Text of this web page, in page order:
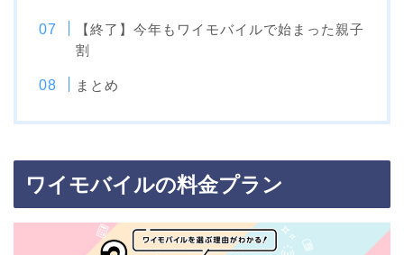
【終了】今年もワイモバイルで始まった親子
割
まとめ
ワイモバイルの料金プラン